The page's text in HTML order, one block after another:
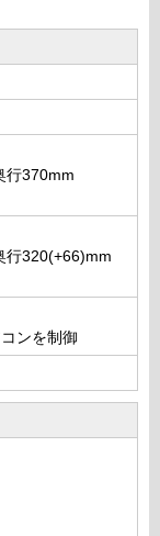
行370mm
行320(+66)mm
ンを制御